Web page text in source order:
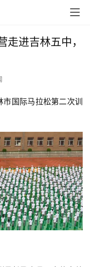
走进吉林五中，
市国际马拉松第二次训